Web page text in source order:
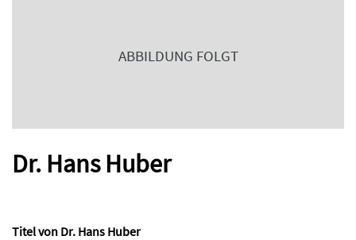
ABBILDUNG FOLGT
Dr. Hans Huber
Titel von Dr. Hans Huber